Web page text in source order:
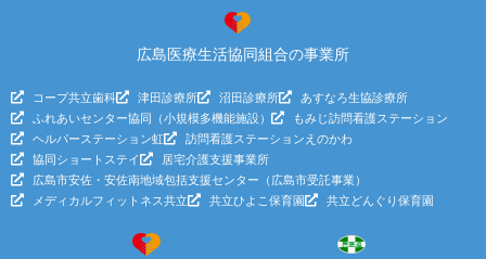
広島医療生活協同組合の事業所
コープ共立歯科 津田診療所 沼田診療所
あすなろ生協診療所
ふれあいセンター協同（小規模多機能施設）
もみじ訪問看護ステーション
ヘルパーステーション虹
訪問看護ステーションえのかわ
協同ショートステイ
居宅介護支援事業所
広島市安佐・安佐南地域包括支援センター（広島市受託事業）
メディカルフィットネス共立
共立ひよこ保育園 共立どんぐり保育園